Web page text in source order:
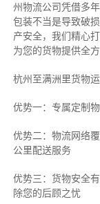
州物流公司凭借多
包装不当是导致破
产安全，我们精心
为您的货物提供全方
杭州至满洲里货物
优势一：专属定制
优势二：物流网络
公里配送服务
优势三：货物安全
除您的后顾之忧